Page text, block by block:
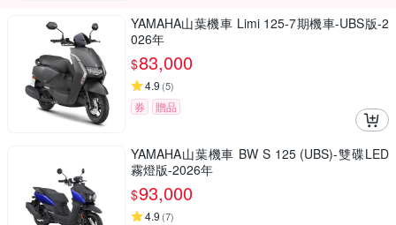
YAMAHA山葉機車 Limi 125-7期機車-UBS版-2
026年
$83,000
4.9 (5)
券 贈品
YAMAHA山葉機車 BW S 125 (UBS)-雙碟LED
霧燈版-2026年
$93,000
4.9 (7)